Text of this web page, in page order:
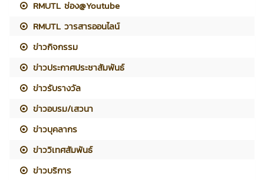
RMUTL ช่อง@Youtube
RMUTL วารสารออนไลน์
ข่าวกิจกรรม
ข่าวประกาศประชาสัมพันธ์
ข่าวรับรางวัล
ข่าวอบรม/เสวนา
ข่าวบุคลากร
ข่าววิเทศสัมพันธ์
ข่าวบริการ